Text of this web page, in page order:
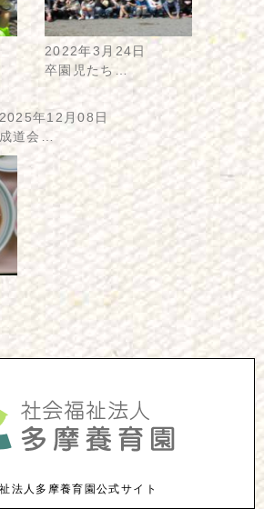
2022年3月24日
卒園児たち…
2025年12月08日
成道会…
法人多摩養育園公式サイト